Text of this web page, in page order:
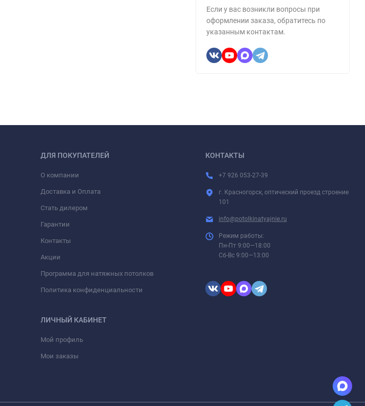
Если у вас возникли вопросы при
оформлении заказа, обратитесь по
указанным контактам.
ДЛЯ ПОКУПАТЕЛЕЙ
О компании
Доставка и Оплата
Стать дилером
Гарантии
Контакты
Акции
Программа для натяжных потолков
Политика конфиденциальности
ЛИЧНЫЙ КАБИНЕТ
Мой профиль
Мои заказы
КОНТАКТЫ
+7 926 053-27-39
г. Красногорск, оптический проезд строение
101
info@potolkinatyajnie.ru
Режим работы:
Пн-Пт 9:00—18:00
Сб-Вс 9:00—13:00